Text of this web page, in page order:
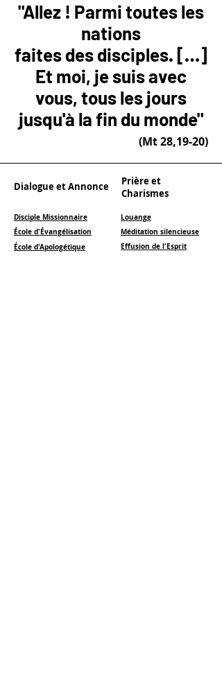
"Allez ! Parmi toutes les
nations
faites des disciples. […]
Et moi, je suis avec
vous, tous les jours
jusqu'à la fin du monde"
(Mt 28,19-20)
Dialogue et Annonce
Prière et
Charismes
Disciple Missionnaire
École d'Évangélisation
École d'Apologétique
Louange
Méditation silencieuse
Effusion de l'Esprit